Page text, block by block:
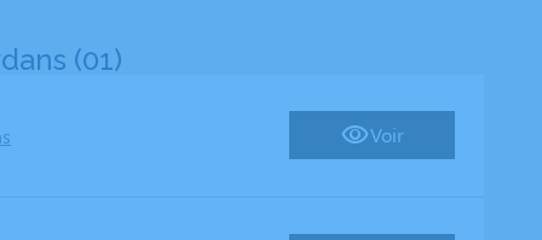
(01)
Voir